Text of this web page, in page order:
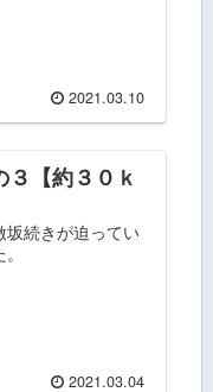
2021.03.10
【約３０ｋ
坂続きが迫ってい
2021.03.04